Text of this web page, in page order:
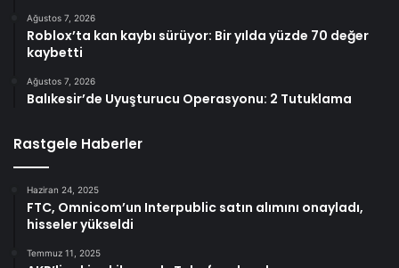
Ağustos 7, 2026
Roblox’ta kan kaybı sürüyor: Bir yılda yüzde 70 değer
kaybetti
Ağustos 7, 2026
Balıkesir’de Uyuşturucu Operasyonu: 2 Tutuklama
Rastgele Haberler
Haziran 24, 2025
FTC, Omnicom’un Interpublic satın alımını onayladı,
hisseler yükseldi
Temmuz 11, 2025